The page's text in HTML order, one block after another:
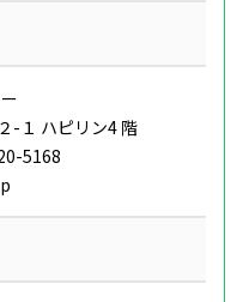
-１ ハピリン4 階
5168‌‌‌‌